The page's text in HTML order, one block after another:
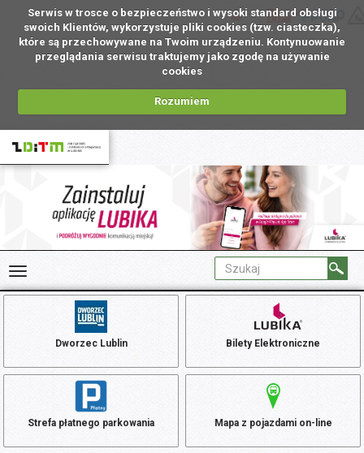
Serwis w trosce o bezpieczeństwo i wysoki standard obsługi
swoich Klientów, wykorzystuje pliki cookies (tzw. ciasteczka),
które są przechowywane na Twoim urządzeniu. Kontynuowanie
przeglądania serwisu traktujemy jako zgodę na używanie
cookies
Rozumiem
PL
Dworzec Lublin Bilety Elektroniczne
Strefa płatnego parkowania Mapa z pojazdami on-line